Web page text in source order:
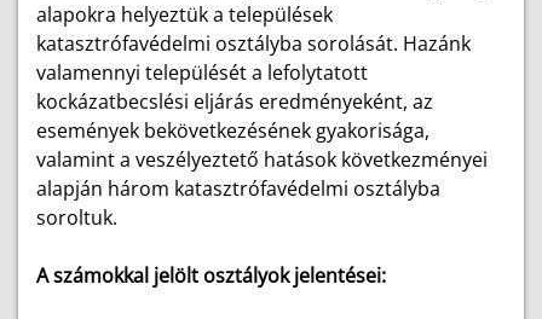
alapokra helyeztük a települések
katasztrófavédelmi osztályba sorolását. Hazánk
valamennyi települését a lefolytatott
kockázatbecslési eljárás eredményeként, az
események bekövetkezésének gyakorisága,
valamint a veszélyeztető hatások következményei
alapján három katasztrófavédelmi osztályba
soroltuk.
A számokkal jelölt osztályok jelentései: